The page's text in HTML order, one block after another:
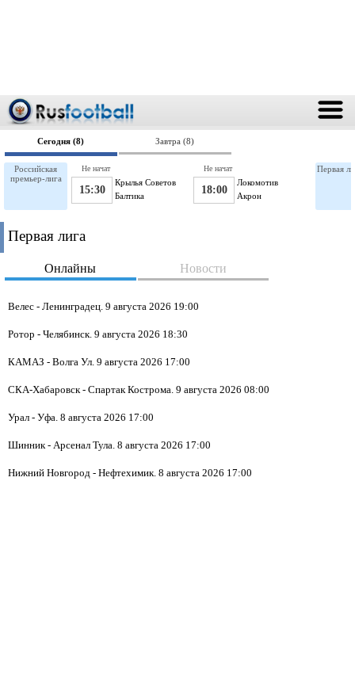
Сегодня (8) Завтра (8)
Российская
премьер-лига
Крылья Советов
15:30 Балтика
Не начат
Локомотив
18:00 Акрон
Не начат Первая
Первая лига
Онлайны Новости
Велес - Ленинградец. 9 августа 2026 19:00
Ротор - Челябинск. 9 августа 2026 18:30
КАМАЗ - Волга Ул. 9 августа 2026 17:00
СКА-Хабаровск - Спартак Кострома. 9 августа 2026 08:00
Урал - Уфа. 8 августа 2026 17:00
Шинник - Арсенал Тула. 8 августа 2026 17:00
Нижний Новгород - Нефтехимик. 8 августа 2026 17:00